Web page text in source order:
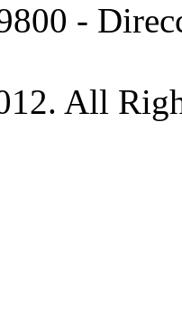
-
All